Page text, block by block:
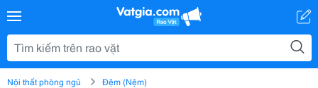
Nội thất phòng ngủ Đệm (Nệm)